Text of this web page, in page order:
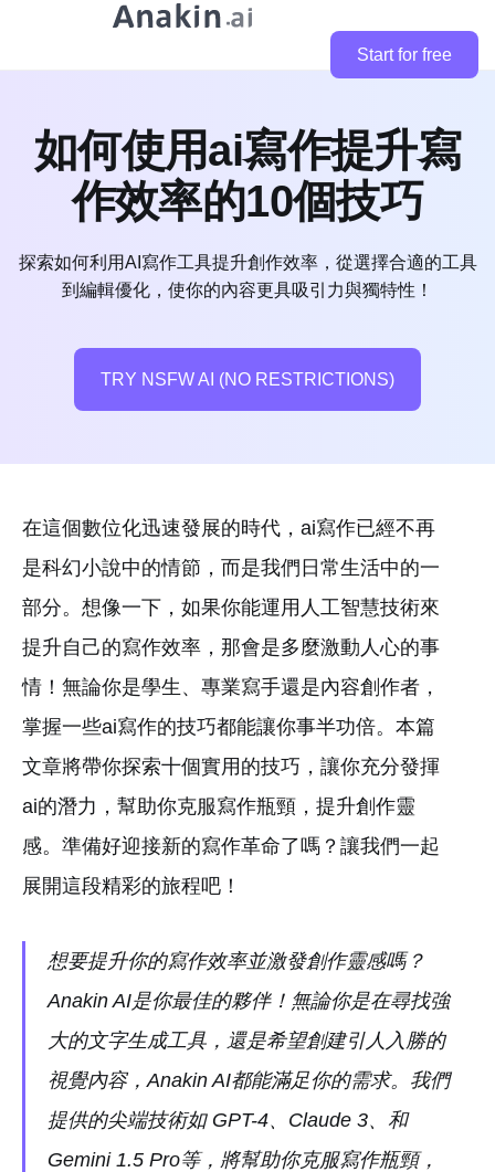
Start for free
如何使用ai寫作提升寫
作效率的10個技巧
探索如何利用AI寫作工具提升創作效率，從選擇合適的工具
到編輯優化，使你的內容更具吸引力與獨特性！
TRY NSFW AI (NO RESTRICTIONS)
在這個數位化迅速發展的時代，ai寫作已經不再
是科幻小說中的情節，而是我們日常生活中的一
部分。想像一下，如果你能運用人工智慧技術來
提升自己的寫作效率，那會是多麼激動人心的事
情！無論你是學生、專業寫手還是內容創作者，
掌握一些ai寫作的技巧都能讓你事半功倍。本篇
文章將帶你探索十個實用的技巧，讓你充分發揮
ai的潛力，幫助你克服寫作瓶頸，提升創作靈
感。準備好迎接新的寫作革命了嗎？讓我們一起
展開這段精彩的旅程吧！
想要提升你的寫作效率並激發創作靈感嗎？
Anakin AI是你最佳的夥伴！無論你是在尋找強
大的文字生成工具，還是希望創建引人入勝的
視覺內容，Anakin AI都能滿足你的需求。我們
提供的尖端技術如 GPT-4、Claude 3、和
Gemini 1.5 Pro等，將幫助你克服寫作瓶頸，